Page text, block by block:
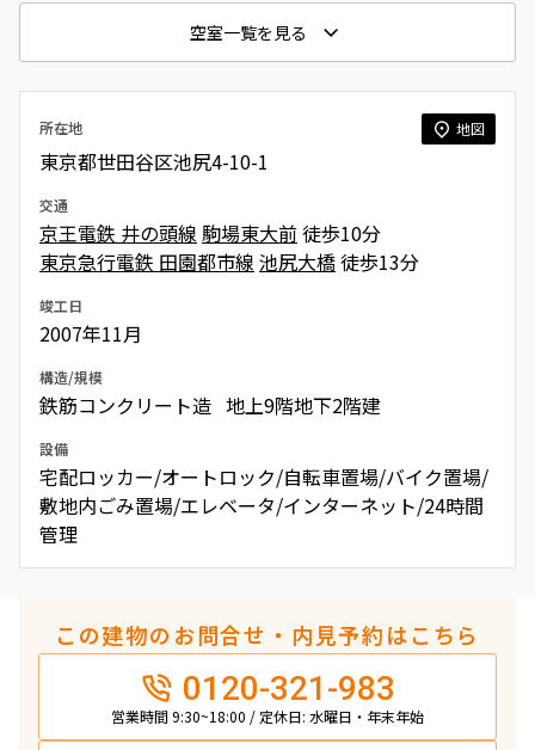
空室一覧を見る
所在地 地図
東京都世田谷区池尻4-10-1
交通
京王電鉄 井の頭線 駒場東大前徒歩10分
東京急行電鉄 田園都市線 池尻大橋徒歩13分
竣工日
2007年11月
構造/規模
鉄筋コンクリート造 地上9階地下2階建
設備
宅配ロッカー/オートロック/自転車置場/バイク置場/
敷地内ごみ置場/エレベータ/インターネット/24時間
管理
この建物のお問合せ・内見予約はこちら
0120-321-983
営業時間 9:30~18:00 / 定休日: 水曜日・年末年始